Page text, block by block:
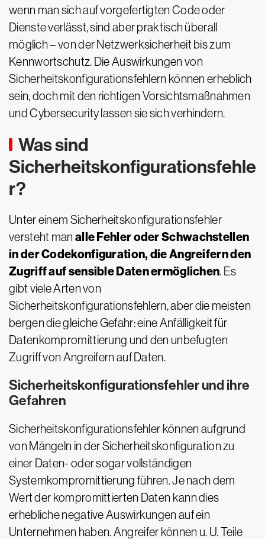
wenn man sich auf vorgefertigten Code oder
Dienste verlässt, sind aber praktisch überall
möglich – von der Netzwerksicherheit bis zum
Kennwortschutz. Die Auswirkungen von
Sicherheitskonfigurationsfehlern können erheblich
sein, doch mit den richtigen Vorsichtsmaßnahmen
und Cybersecurity lassen sie sich verhindern.
Was sind
Sicherheitskonfigurationsfehle
r?
Unter einem Sicherheitskonfigurationsfehler
versteht man alle Fehler oder Schwachstellen
in der Codekonfiguration, die Angreifern den
Zugriff auf sensible Daten ermöglichen. Es
gibt viele Arten von
Sicherheitskonfigurationsfehlern, aber die meisten
bergen die gleiche Gefahr: eine Anfälligkeit für
Datenkompromittierung und den unbefugten
Zugriff von Angreifern auf Daten.
Sicherheitskonfigurationsfehler und ihre
Gefahren
Sicherheitskonfigurationsfehler können aufgrund
von Mängeln in der Sicherheitskonfiguration zu
einer Daten- oder sogar vollständigen
Systemkompromittierung führen. Je nach dem
Wert der kompromittierten Daten kann dies
erhebliche negative Auswirkungen auf ein
Unternehmen haben. Angreifer können u. U. Teile